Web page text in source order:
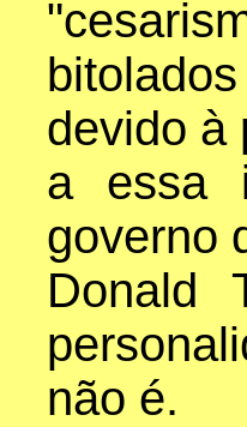
devido à
a essa
governo
Donald
não é.